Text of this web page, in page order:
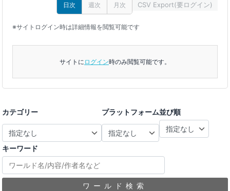
日次 週次 月次 CSV Export(要ログイン)
※サイトログイン時は詳細情報を閲覧可能です
サイトに ログイン時のみ閲覧可能です。
カテゴリー プラットフォーム並び順
キーワード
ワールド検索